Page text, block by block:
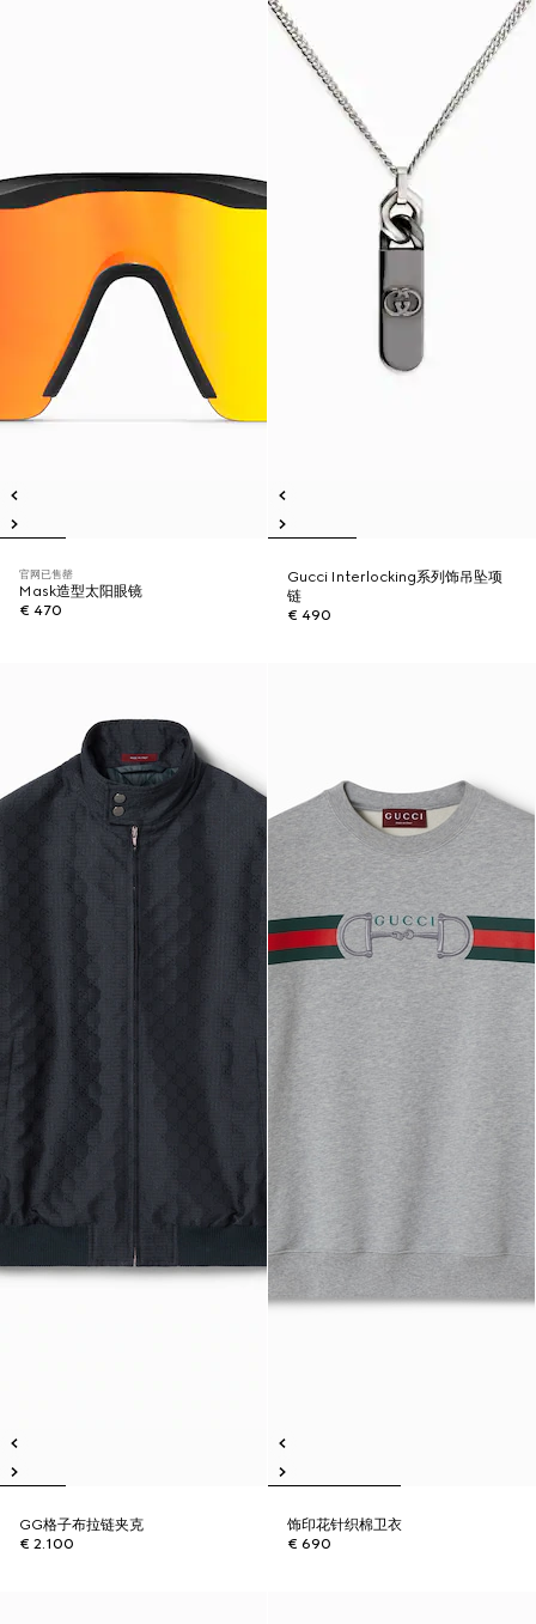
官网已售罄
Mask造型太阳眼镜
€ 470
Gucci Interlocking系列饰吊坠项
链
€ 490
GG格子布拉链夹克
€ 2.100
饰印花针织棉卫衣
€ 690